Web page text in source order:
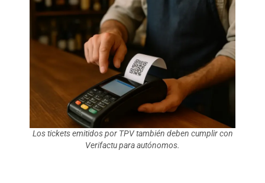
Los tickets emitidos por TPV también deben cumplir con
Verifactu para autónomos.